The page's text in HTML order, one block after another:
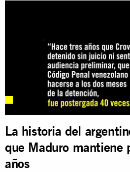
La historia del
que Maduro mantiene
años